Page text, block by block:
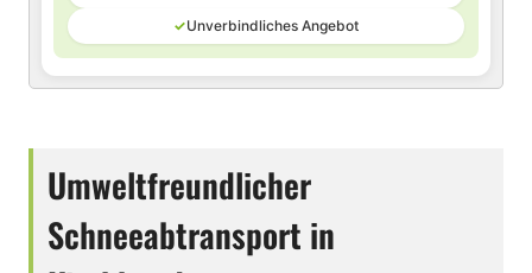
✓Unverbindliches Angebot
Umweltfreundlicher
Schneeabtransport in